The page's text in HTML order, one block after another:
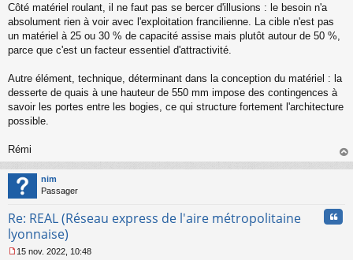
Côté matériel roulant, il ne faut pas se bercer d'illusions : le besoin n'a
absolument rien à voir avec l'exploitation francilienne. La cible n'est pas
un matériel à 25 ou 30 % de capacité assise mais plutôt autour de 50 %,
parce que c'est un facteur essentiel d'attractivité.
Autre élément, technique, déterminant dans la conception du matériel : la
desserte de quais à une hauteur de 550 mm impose des contingences à
savoir les portes entre les bogies, ce qui structure fortement l'architecture
possible.
Rémi
au
nim
Passager
Re: REAL (Réseau express de l'aire métropolitaine
lyonnaise)
15 nov. 2022, 10:48